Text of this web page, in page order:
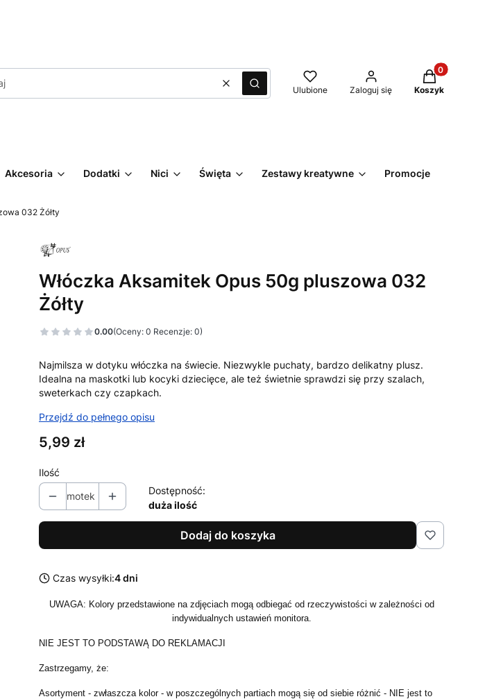
WyczyśćSzukaj Ulubione Zaloguj się
Produkty w
Koszyk
Akcesoria Dodatki Nici Święta Zestawy kreatywne Promocje
032 Żółty
Włóczka Aksamitek Opus 50g pluszowa 032
Żółty
0.00(Oceny: 0 Recenzje: 0)
Najmilsza w dotyku włóczka na świecie. Niezwykle puchaty, bardzo delikatny plusz.
Idealna na maskotki lub kocyki dziecięce, ale też świetnie sprawdzi się przy szalach,
sweterkach czy czapkach.
Przejdź do pełnego opisu
Cena
5,99 zł
Ilość
motek
Dostępność:
duża ilość
Dodaj do koszyka
Czas wysyłki:4 dni
UWAGA: Kolory przedstawione na zdjęciach mogą odbiegać od rzeczywistości w zależności od
indywidualnych ustawień monitora.
NIE JEST TO PODSTAWĄ DO REKLAMACJI
Zastrzegamy, że:
Asortyment - zwłaszcza kolor - w poszczególnych partiach mogą się od siebie różnić - NIE jest to